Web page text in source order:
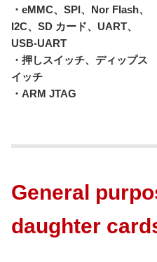
・eMMC、SPI、Nor Flash、
I2C、SD カード、UART、
USB-UART
・押しスイッチ、ディップス
イッチ
・ARM JTAG
General
daughter